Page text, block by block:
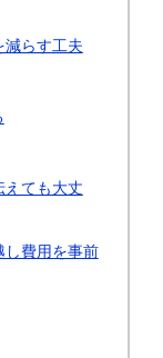
減らす工夫
えても大丈
し費用を事前